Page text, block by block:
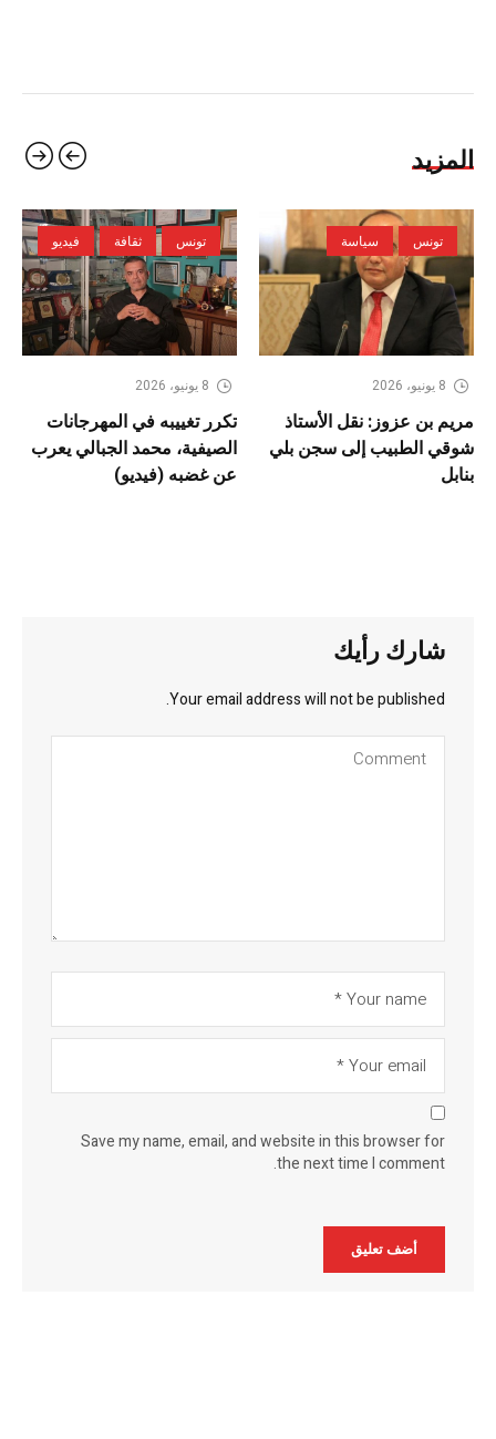
المزيد
تونس سياسة
8 يونيو، 2026
مريم بن عزوز: نقل الأستاذ
شوقي الطبيب إلى سجن بلي
بنابل
تونس ثقافة فيديو
8 يونيو، 2026
تكرر تغييبه في المهرجانات
الصيفية، محمد الجبالي يعرب
عن غضبه (فيديو)
شارك رأيك
Your email address will not be published.
Save my name, email, and website in this browser for
the next time I comment.